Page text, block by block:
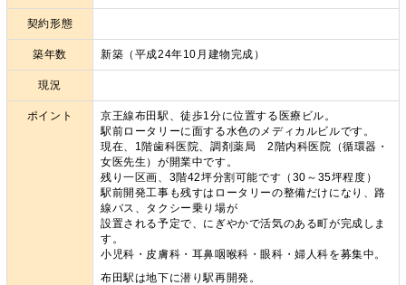
契約形態
築年数 新築（平成24年10月建物完成）
現況
ポイント
京王線布田駅、徒歩1分に位置する医療ビル。
駅前ロータリーに面する水色のメディカルビルです。
現在、1階歯科医院、調剤薬局 2階内科医院（循環器・
女医先生）が開業中です。
残り一区画、3階42坪分割可能です（30～35坪程度）
駅前開発工事も残すはロータリーの整備だけになり、路
線バス、タクシー乗り場が
設置される予定で、にぎやかで活気のある町が完成しま
す。
小児科・皮膚科・耳鼻咽喉科・眼科・婦人科を募集中。
布田駅は地下に潜り駅再開発。